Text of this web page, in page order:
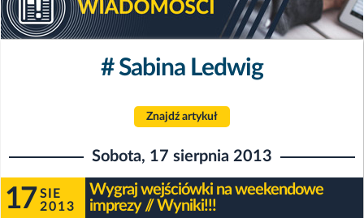
# Sabina Ledwig
Znajdź artykuł
Sobota, 17 sierpnia 2013
17 SIE
2013
Wygraj wejściówki na weekendowe
imprezy // Wyniki!!!